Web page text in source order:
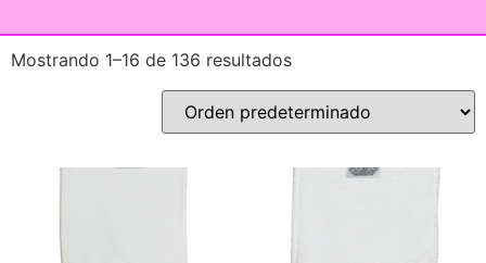
Mostrando 1–16 de 136 resultados